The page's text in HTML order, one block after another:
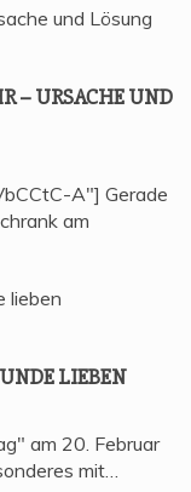
– URSA­CHE UND
A"] Gerade
am
LIEBEN
am 20. Februar
mit…